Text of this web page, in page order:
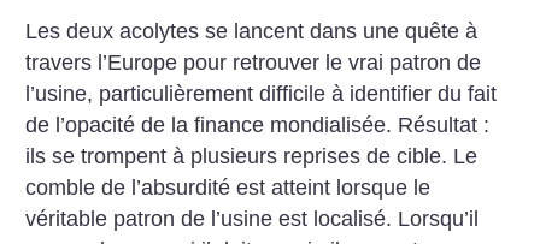
Les deux acolytes se lancent dans une quête à
travers l’Europe pour retrouver le vrai patron de
l’usine, particulièrement difficile à identifier du fait
de l’opacité de la finance mondialisée. Résultat :
ils se trompent à plusieurs reprises de cible. Le
comble de l’absurdité est atteint lorsque le
véritable patron de l’usine est localisé. Lorsqu’il